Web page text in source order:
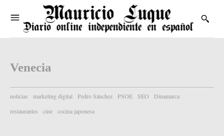
Venecia
noticias marketing digital Pedro Sánchez PSOE SEO
Dinamarca
restaurantes
cine cocina japonesa